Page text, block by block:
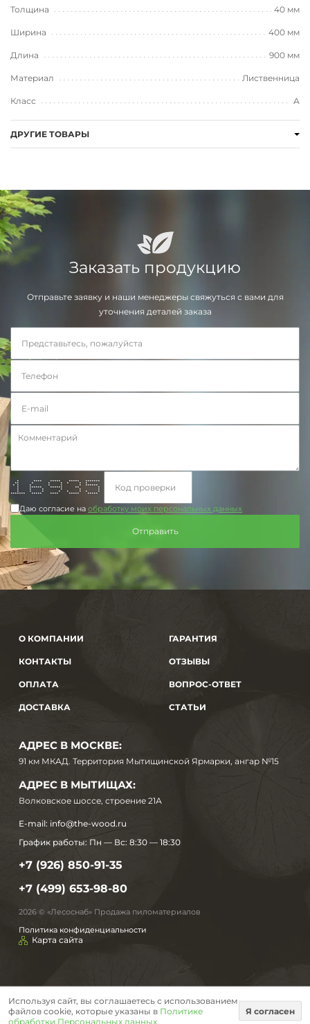
Толщина 40 мм
Ширина 400 мм
Длина 900 мм
Материал Лиственница
Класс А
ДРУГИЕ ТОВАРЫ
Заказать продукцию
Отправьте заявку и наши менеджеры свяжуться с вами для
уточнения деталей заказа
* **** ***** ***** *******
** * * * * * *
* * * * * * ******
* ****** ****** ** *
* * * * * *
* * * * * * * *
******* ***** **** ***** *****
Даю согласие на обработку моих персональных данных
О КОМПАНИИ
КОНТАКТЫ
ОПЛАТА
ДОСТАВКА
ГАРАНТИЯ
ОТЗЫВЫ
ВОПРОС-ОТВЕТ
СТАТЬИ
АДРЕС В МОСКВЕ:
91 км МКАД. Территория Мытищинской Ярмарки, ангар №15
АДРЕС В МЫТИЩАХ:
Волковское шоссе, строение 21А
E-mail: info@the-wood.ru
График работы: Пн — Вс: 8:30 — 18:30
+7 (926) 850-91-35
+7 (499) 653-98-80
2026 © «Лесоснаб» Продажа пиломатериалов
Политика конфиденциальности
Карта сайта
Используя сайт, вы соглашаетесь с использованием
файлов cookie, которые указаны в Политике
обработки Персональных данных.
Я согласен